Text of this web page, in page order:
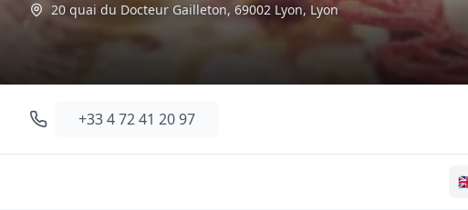
20 quai du Docteur Gailleton, 69002 Lyon, Lyon
+33 4 72 41 20 97